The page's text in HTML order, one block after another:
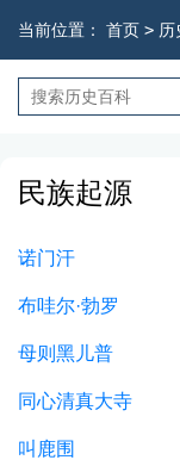
当前位置： 首页 >
民族起源
诺门汗
布哇尔·勃罗
母则黑儿普
同心清真大寺
叫鹿围